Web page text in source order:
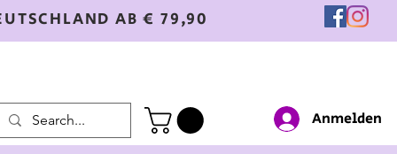
AB € 79,90
Anmelden